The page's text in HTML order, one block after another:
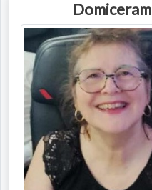
Domiceram
Photo de l'artiste